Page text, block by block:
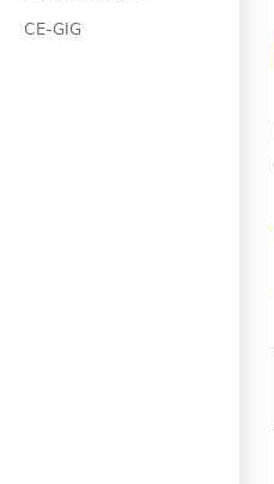
CE-GIG